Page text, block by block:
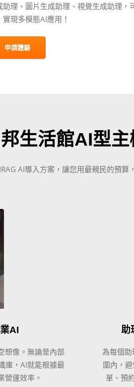
理、圖片生成助理、視覺生成助理，
現多模態AI應用！
申請體驗
生活館AI型
AI導入方案，讓您用最親民的預算
AI
想像。無論是內部
庫，AI就能根據最
營運效率。
助
為每個
圍內，
單、預